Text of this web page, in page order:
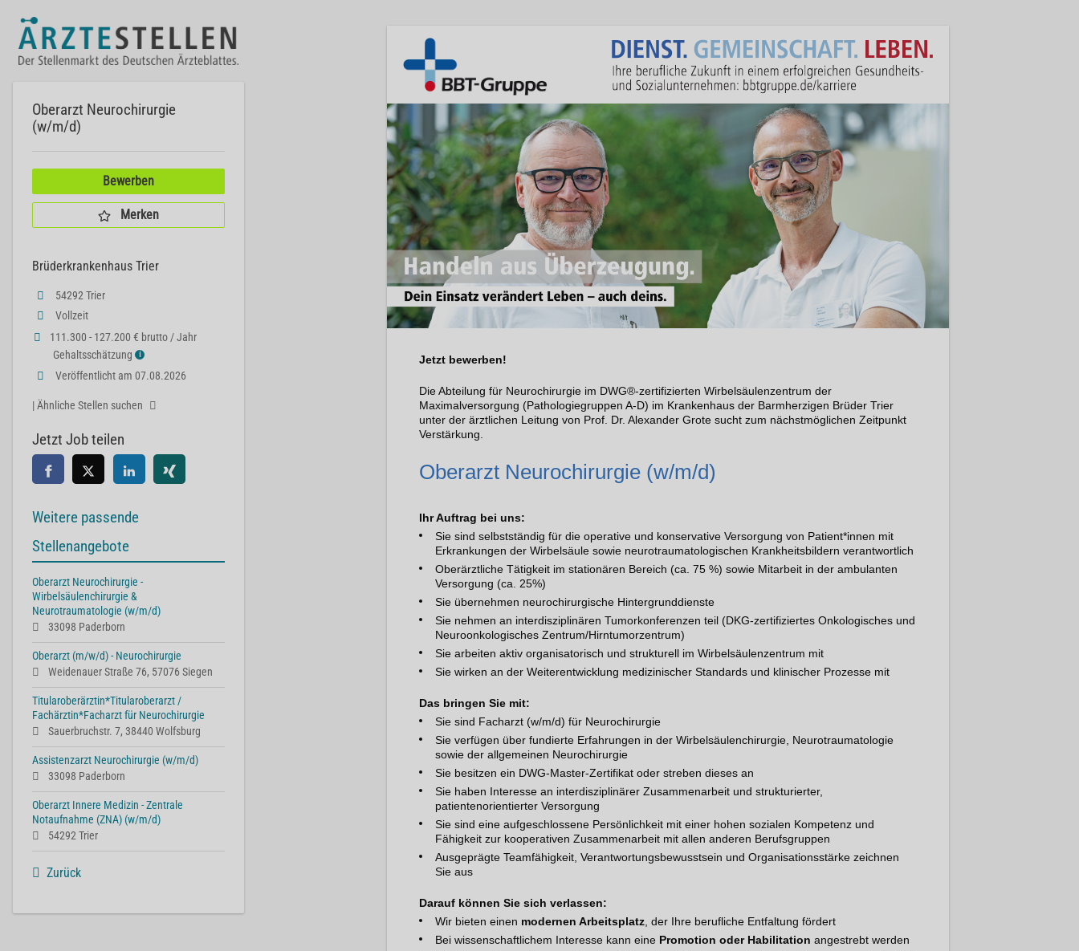
Jetzt bewerben!
Die Abteilung für Neurochirurgie im DWG®-zertifizierten Wirbelsäulenzentrum der
Maximalversorgung (Pathologiegruppen A-D) im Krankenhaus der Barmherzigen Brüder Trier
unter der ärztlichen Leitung von Prof. Dr. Alexander Grote sucht zum nächstmöglichen Zeitpunkt
Verstärkung.
Oberarzt Neurochirurgie (w/m/d)
Ihr Auftrag bei uns:
Sie sind selbstständig für die operative und konservative Versorgung von Patient*innen mit
Erkrankungen der Wirbelsäule sowie neurotraumatologischen Krankheitsbildern verantwortlich
Oberärztliche Tätigkeit im stationären Bereich (ca. 75 %) sowie Mitarbeit in der ambulanten
Versorgung (ca. 25%)
Sie übernehmen neurochirurgische Hintergrunddienste
Sie nehmen an interdisziplinären Tumorkonferenzen teil (DKG-zertifiziertes Onkologisches und
Neuroonkologisches Zentrum/Hirntumorzentrum)
Sie arbeiten aktiv organisatorisch und strukturell im Wirbelsäulenzentrum mit
Sie wirken an der Weiterentwicklung medizinischer Standards und klinischer Prozesse mit
Das bringen Sie mit:
Sie sind Facharzt (w/m/d) für Neurochirurgie
Sie verfügen über fundierte Erfahrungen in der Wirbelsäulenchirurgie, Neurotraumatologie
sowie der allgemeinen Neurochirurgie
Sie besitzen ein DWG-Master-Zertifikat oder streben dieses an
Sie haben Interesse an interdisziplinärer Zusammenarbeit und strukturierter,
patientenorientierter Versorgung
Sie sind eine aufgeschlossene Persönlichkeit mit einer hohen sozialen Kompetenz und
Fähigkeit zur kooperativen Zusammenarbeit mit allen anderen Berufsgruppen
Ausgeprägte Teamfähigkeit, Verantwortungsbewusstsein und Organisationsstärke zeichnen
Sie aus
Darauf können Sie sich verlassen:
Wir bieten einen modernen Arbeitsplatz , der Ihre berufliche Entfaltung fördert
Bei wissenschaftlichem Interesse kann eine Promotion oder Habilitation angestrebt werden
Oberarzt Neurochirurgie
(w/m/d)
Bewerben
Merken
Brüderkrankenhaus Trier
54292 Trier
Vollzeit
111.300 - 127.200 € brutto / Jahr
Gehaltsschätzung
ℹ
Veröffentlicht am 07.08.2026
| Ähnliche Stellen suchen
Jetzt Job teilen
Weitere passende
Stellenangebote
Oberarzt Neurochirurgie -
Wirbelsäulenchirurgie &
Neurotraumatologie (w/m/d)
33098 Paderborn
Oberarzt (m/w/d) - Neurochirurgie
Weidenauer Straße 76, 57076 Siegen
Titularoberärztin*Titularoberarzt /
Fachärztin*Facharzt für Neurochirurgie
Sauerbruchstr. 7, 38440 Wolfsburg
Assistenzarzt Neurochirurgie (w/m/d)
33098 Paderborn
Oberarzt Innere Medizin - Zentrale
Notaufnahme (ZNA) (w/m/d)
54292 Trier
Zurück